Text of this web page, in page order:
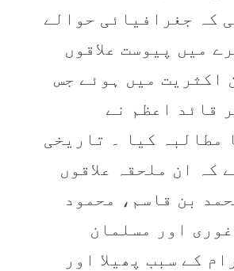
کہ جغرافیائی حوالے
میں پیوست علاقوں
اکثریت میں ہوئے جس
قائد اعظم نے
مطالبہ کیا ۔ تاریخی
کہ ان ملحقہ علاقوں
بن قاسم، محمود
اور مسلمان
کے سبب پھیلا اور